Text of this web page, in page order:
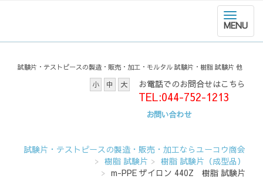
試験片・テストピースの製造・販売・加工・モルタル 試験片・樹脂 試験片 他
お電話でのお問合せはこちら
TEL:044-752-1213
お問い合わせ
小 中 大
MENU
試験片・テストピースの製造・販売・加工ならユーコウ商会
樹脂 試験片
樹脂 試験片（成型品）
m-PPE ザイロン 440Z 樹脂 試験片